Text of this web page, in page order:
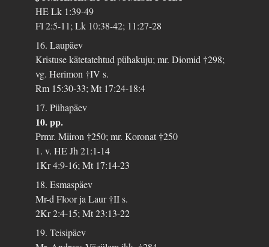
HE Lk 1:39-49
Fl 2:5-11; Lk 10:38-42; 11:27-28
16. Laupäev
Kristuse kätetatehtud pühakuju; mr. Diomid †298;
vg. Herimon †IV s.
Rm 15:30-33; Mt 17:24-18:4
17. Pühapäev
10. pp.
Prmr. Miiron †250; mr. Koronat †250
1. v. HE Jh 21:1-14
1Kr 4:9-16; Mt 17:14-23
18. Esmaspäev
Mr-d Floor ja Laur †II s.
2Kr 2:4-15; Mt 23:13-22
19. Teisipäev